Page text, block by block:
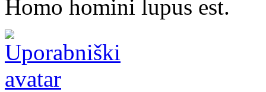
Homo homini lupus est.